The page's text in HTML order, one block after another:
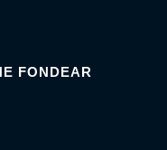
FONDEAR